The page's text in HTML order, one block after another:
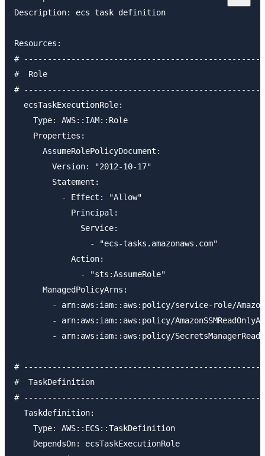
Description: ecs task definition
Resources:
#
#  Role
#
  ecsTaskExecutionRole:
    Type: AWS::IAM::Role
    Properties:
      AssumeRolePolicyDocument:
        Version: "2012-10-17"
        Statement:
          - Effect: "Allow"
            Principal:
              Service:
                - "ecs-tasks.amazonaws.com"
            Action:
              - "sts:AssumeRole"
      ManagedPolicyArns:
- arn:aws:iam::aws:policy/service-role/
- arn:aws:iam::aws:policy/
- arn:aws:iam::aws:policy/
#
#  TaskDefinition
#
  Taskdefinition:
    Type: AWS::ECS::TaskDefinition
    DependsOn: ecsTaskExecutionRole